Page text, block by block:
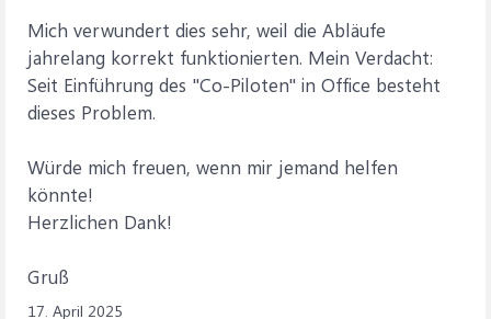
Mich verwundert dies sehr, weil die Abläufe
jahrelang korrekt funktionierten. Mein Verdacht:
Seit Einführung des "Co-Piloten" in Office besteht
dieses Problem.
Würde mich freuen, wenn mir jemand helfen
könnte!
Herzlichen Dank!
Gruß
17. April 2025